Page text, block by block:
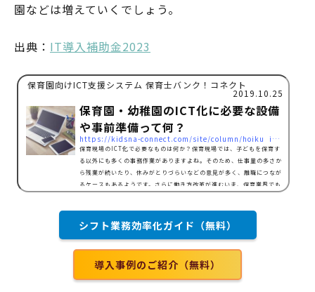
園などは増えていくでしょう。
出典： IT導入補助金2023
保育園向けICT支援システム 保育士バンク！コネクト
2019.10.25
保育園・幼稚園のICT化に必要な設備
や事前準備って何？
https://kidsna-connect.com/site/column/hoiku_ict/1267
保育現場のICT化で必要なものは何か？保育現場では、子どもを保育す
る以外にも多くの事務作業がありますよね。そのため、仕事量の多さか
ら残業が続いたり、休みがとりづらいなどの意見が多く、離職につなが
るケースもあるようです。さらに働き方改革が進むいま、保育業界でも
T化することができれば、保育業務の簡素化や業務量の削減につなが
り、保育士一人ひとりの業務負担を軽減することができるで…
シフト業務効率化ガイド（無料）
導入事例のご紹介（無料）